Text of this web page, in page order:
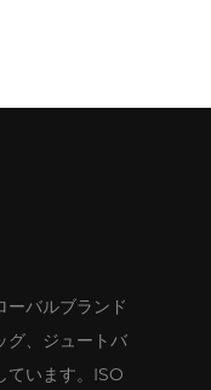
ーバルブランド
グ、ジュートバ
ています。ISO